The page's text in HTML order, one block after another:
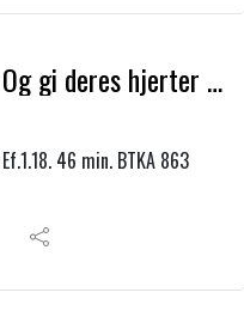
Gunnar Holth." Og gi deres hjerter opplyste øyne "
46 min. BTKA 863